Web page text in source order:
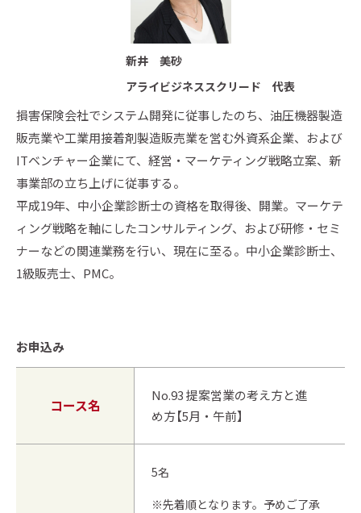
新井 美砂
アライビジネススクリード 代表
損害保険会社でシステム開発に従事したのち、油圧機器製造
販売業や工業用接着剤製造販売業を営む外資系企業、および
ITベンチャー企業にて、経営・マーケティング戦略立案、新
事業部の立ち上げに従事する。
平成19年、中小企業診断士の資格を取得後、開業。マーケテ
ィング戦略を軸にしたコンサルティング、および研修・セミ
ナーなどの関連業務を行い、現在に至る。中小企業診断士、
1級販売士、PMC。
お申込み
コース名
No.93 提案営業の考え方と進
め方【5月・午前】
5名
※先着順となります。予めご了承